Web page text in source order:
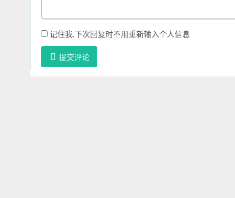
记住我,下次回复时不用重新输入个人信息
提交评论